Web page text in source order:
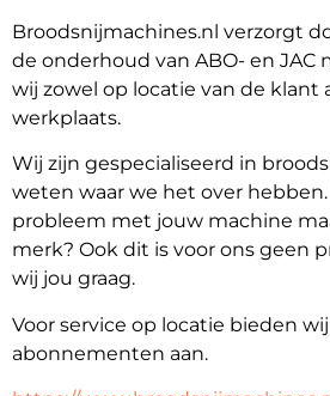
Broodsnijmachines.nl verzorgt
de onderhoud van ABO- en JAC
wij zowel op locatie van de klant
werkplaats.
Wij zijn gespecialiseerd in
weten waar we het over
probleem met jouw machine
merk? Ook dit is voor ons geen
wij jou graag.
Voor service op locatie bieden
abonnementen aan.